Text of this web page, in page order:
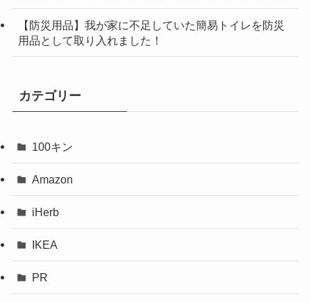
【防災用品】我が家に不足していた簡易トイレを防災
用品として取り入れました！
カテゴリー
100キン
Amazon
iHerb
IKEA
PR